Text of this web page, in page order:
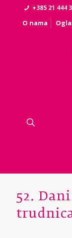
+385 21 444
O nama
52.